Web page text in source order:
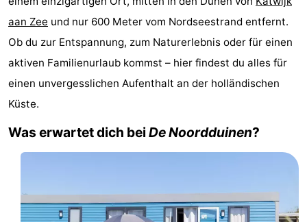
Sehen
tun
Museen
-
Denkmäler
-
aan Zee und nur 600 Meter vom Nordseestrand entfernt.
Ob du zur Entspannung, zum Naturerlebnis oder für einen
aktiven Familienurlaub kommst – hier findest du alles für
einen unvergesslichen Aufenthalt an der holländischen
Küste.
Was erwartet dich bei De Noordduinen?